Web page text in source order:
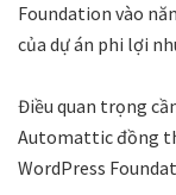
Foundation vào
của dự án phi lợi
Điều quan trọng
Automattic đồng
WordPress